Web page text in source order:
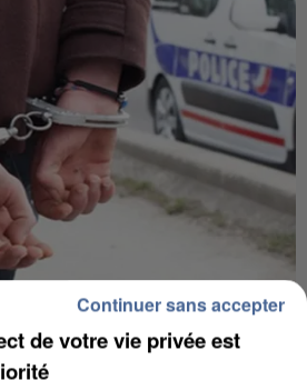
SUPPOSÉS DE LA DZ
EN ALGÉRIE
de votre vie privée est
Continuer sans accepter